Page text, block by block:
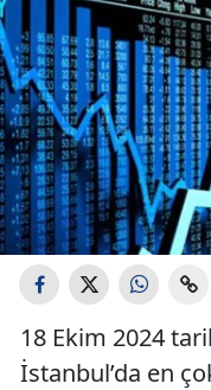
18 Ekim 2024
İstanbul’da en